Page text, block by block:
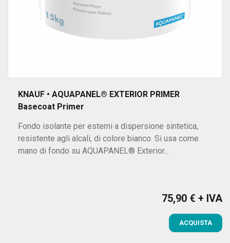
KNAUF • AQUAPANEL® EXTERIOR PRIMER
Basecoat Primer
Fondo isolante per esterni a dispersione sintetica,
resistente agli alcali, di colore bianco. Si usa come
mano di fondo su AQUAPANEL® Exterior...
Prezzo
75,90 € + IVA
ACQUISTA